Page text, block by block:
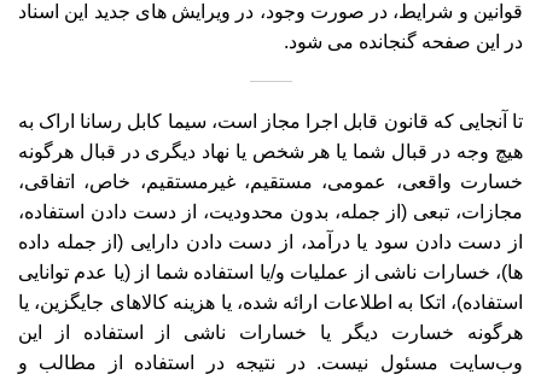
قوانین و شرایط، در صورت وجود، در ویرایش های جدید این اسناد
در این صفحه گنجانده می شود.
تا آنجایی که قانون قابل اجرا مجاز است، سیما کابل رسانا اراک به
هیچ وجه در قبال شما یا هر شخص یا نهاد دیگری در قبال هرگونه
خسارت واقعی، عمومی، مستقیم، غیرمستقیم، خاص، اتفاقی،
مجازات، تبعی (از جمله، بدون محدودیت، از دست دادن استفاده،
از دست دادن سود یا درآمد، از دست دادن دارایی (از جمله داده
ها)، خسارات ناشی از عملیات و/یا استفاده شما از (یا عدم توانایی
استفاده)، اتکا به اطلاعات ارائه شده، یا هزینه کالاهای جایگزین، یا
هرگونه خسارت دیگر یا خسارات ناشی از استفاده از این
وب‌سایت مسئول نیست. در نتیجه در استفاده از مطالب و